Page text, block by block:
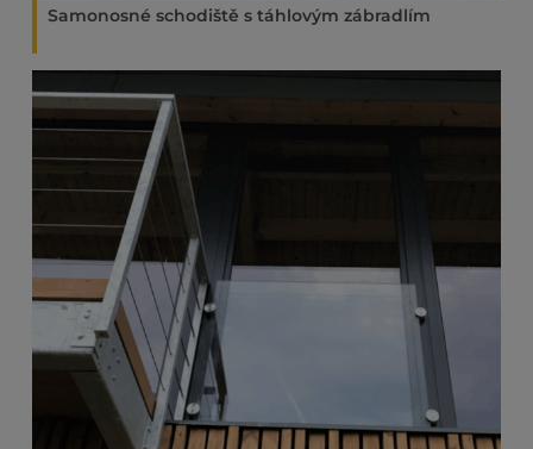
Samonosné schodiště s táhlovým zábradlím